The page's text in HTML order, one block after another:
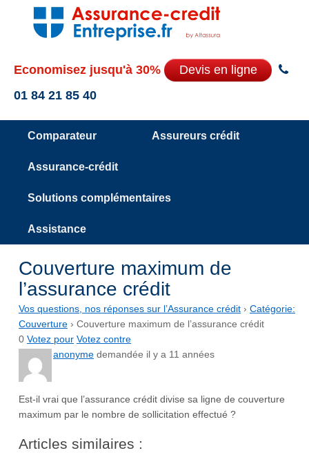
Economisez jusqu'à 30%
Devis en ligne
01 84 21 85 40
Comparateur Assureurs crédit
Assurance-crédit
Solutions complémentaires
Assistance
Couverture maximum de
l’assurance crédit
Vos questions, nos réponses sur l’Assurance crédit › Catégorie:
Couverture › Couverture maximum de l’assurance crédit
0 Votez pour Votez contre
anonyme demandée il y a 11 années
Est-il vrai que l’assurance crédit divise sa ligne de couverture
maximum par le nombre de sollicitation effectué ?
Articles similaires :